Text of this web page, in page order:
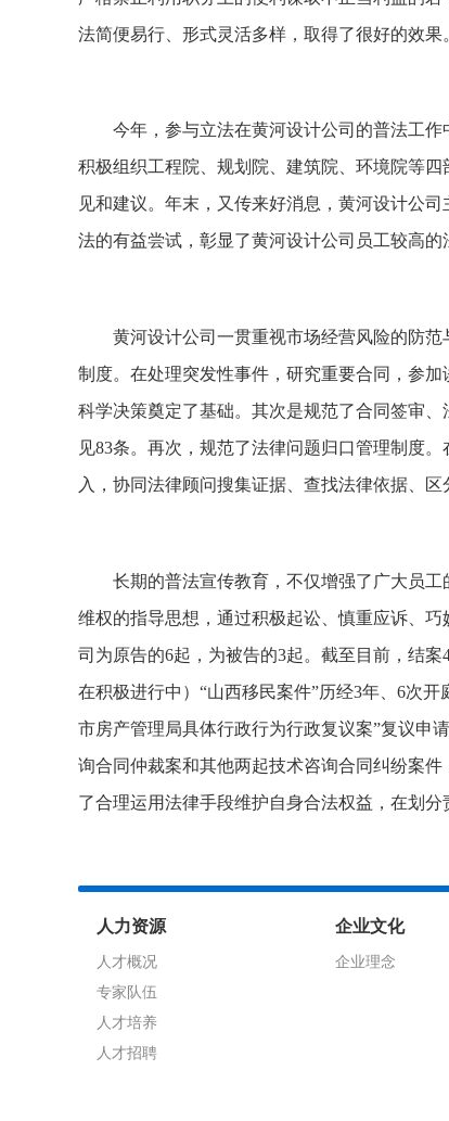
法简便易行、形式灵活多样，取得了很好的效果
今年，参与立法在黄河设计公司的普法工
积极组织工程院、规划院、建筑院、环境院等
见和建议。年末，又传来好消息，黄河设计公
法的有益尝试，彰显了黄河设计公司员工较高
黄河设计公司一贯重视市场经营风险的防
制度。在处理突发性事件，研究重要合同，参
科学决策奠定了基础。其次是规范了合同签审
见83条。再次，规范了法律问题归口管理制度
入，协同法律顾问搜集证据、查找法律依据、
长期的普法宣传教育，不仅增强了广大员
维权的指导思想，通过积极起讼、慎重应诉、
司为原告的6起，为被告的3起。截至目前，结案
在积极进行中）“山西移民案件”历经3年、 6次开
市房产管理局具体行政行为行政复议案”复议申
询合同仲裁案和其他两起技术咨询合同纠纷案
了合理运用法律手段维护自身合法权益，在划
人力资源
人才概况
专家队伍
人才培养
人才招聘
企业文化
企业理念